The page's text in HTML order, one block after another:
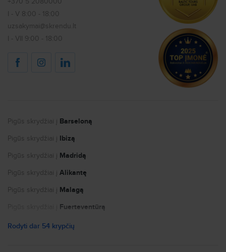
Paskutinės minutės skrydžiai
Kombinuoti skrydžiai
Kontaktai
Karjera
Viešbučiai
Logotipai ir kontaktai žiniasklaidai
Kandidatų privatumo politika
Slapukų nustatymai
Vaikai
Kiti klausimai
I - V 8:00 - 18:00
uzsakymai@skrendu.lt
I - VII 9:00 - 18:00
Pigūs skrydžiai į Barseloną
Pigūs skrydžiai į Ibizą
Pigūs skrydžiai į Madridą
Pigūs skrydžiai į Alikantę
Pigūs skrydžiai į Malagą
Fuerteventūrą
Pigūs skrydžiai į Paryžių
Rodyti dar 54 krypčių